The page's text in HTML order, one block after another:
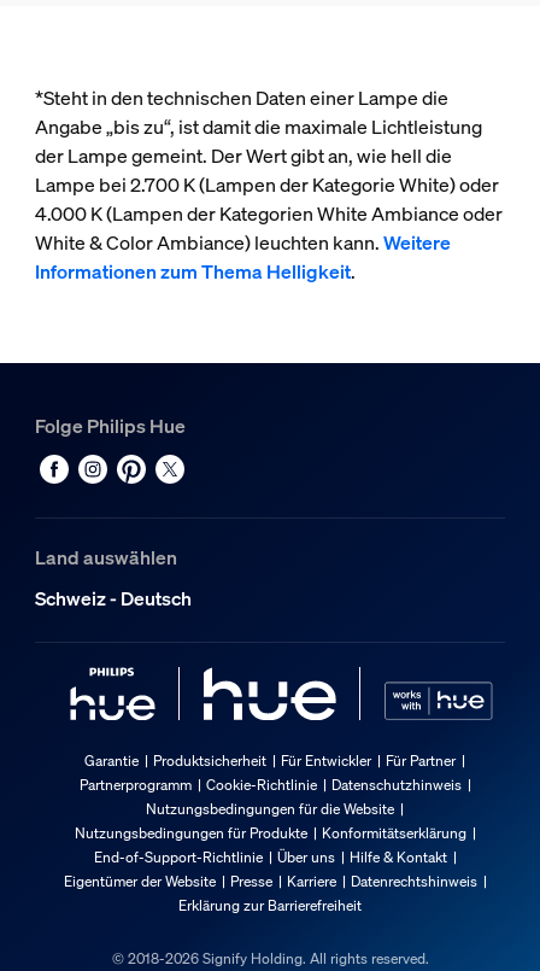
*Steht in den technischen Daten einer Lampe die
Angabe „bis zu“, ist damit die maximale Lichtleistung
der Lampe gemeint. Der Wert gibt an, wie hell die
Lampe bei 2.700 K (Lampen der Kategorie White) oder
4.000 K (Lampen der Kategorien White Ambiance oder
White & Color Ambiance) leuchten kann.Weitere
Informationen zum Thema Helligkeit.
Folge Philips Hue
Land auswählen
Schweiz - Deutsch
Garantie Produktsicherheit Für Entwickler
Für Partner
Partnerprogramm
Cookie-Richtlinie
Datenschutzhinweis
Nutzungsbedingungen für die Website
Nutzungsbedingungen für Produkte
Konformitätserklärung
End-of-Support-Richtlinie
Über uns
Hilfe & Kontakt
Eigentümer der Website
Presse Karriere
Datenrechtshinweis
Erklärung zur Barrierefreiheit
© 2018-2026 Signify Holding. All rights reserved.